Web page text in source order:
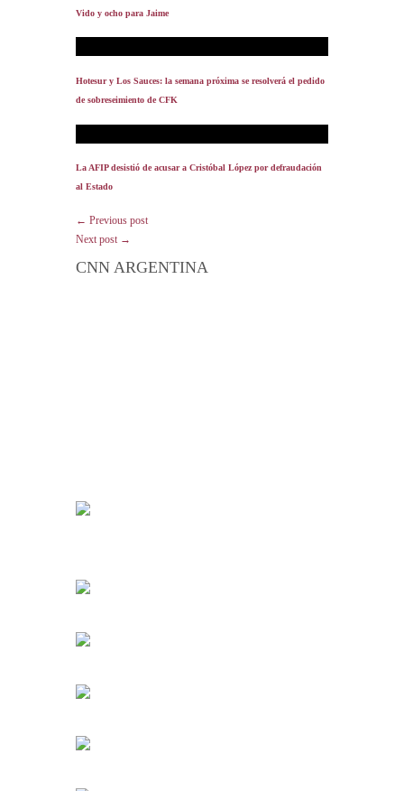
Vido y ocho para Jaime
Hotesur y Los Sauces: la semana próxima se resolverá el pedido
de sobreseimiento de CFK
La AFIP desistió de acusar a Cristóbal López por defraudación
al Estado
← Previous post
Next post →
CNN ARGENTINA